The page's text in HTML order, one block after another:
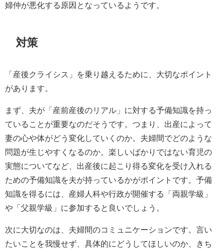
婦仲が悪化する原因となっているようです。
対策
「産後クライシス」を乗り越えるために、大切なポイント
があります。
まず、夫が「産前産後のリアル」に対する予備知識を持っ
ていることが重要なのだそうです。つまり、出産によって
妻の心や体がどう変化していくのか。夫婦間でどのような
問題が生じやすくなるのか。楽しいばかりではない育児の
実態についてなど、出産後に起こり得る変化を受け入れる
ための予備知識を夫が持っているかがポイントです。予備
知識を得るには、産婦人科や行政が開催する「両親学級」
や「父親学級」に参加すると良いでしょう。
次に大切なのは、夫婦間のコミュニケーションです。言い
たいことを我慢せず、具体的にどうしてほしいのか、きち